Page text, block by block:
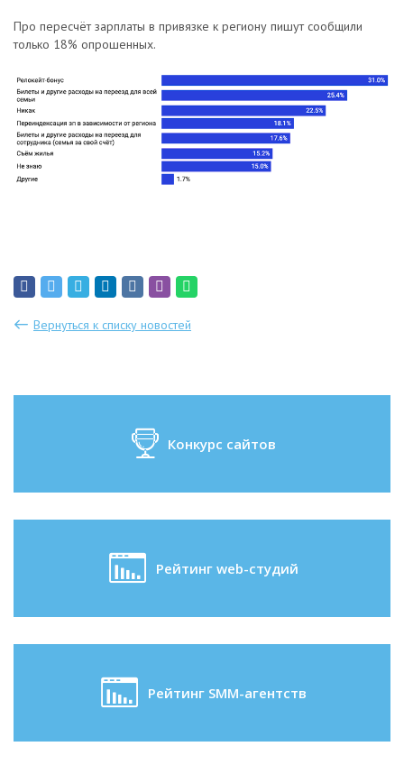
Про пересчёт зарплаты в привязке к региону пишут сообщили
только 18% опрошенных.
Вернуться к списку новостей
Конкурс сайтов
Рейтинг web-студий
Рейтинг SMM-агентств